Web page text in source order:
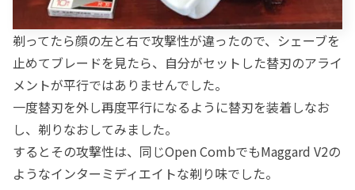
剃ってたら顔の左と右で攻撃性が違ったので、シェーブを
止めてブレードを見たら、自分がセットした替刃のアライ
メントが平行ではありませんでした。
一度替刃を外し再度平行になるように替刃を装着しなお
し、剃りなおしてみました。
するとその攻撃性は、同じOpen CombでもMaggard V2の
ようなインターミディエイトな剃り味でした。